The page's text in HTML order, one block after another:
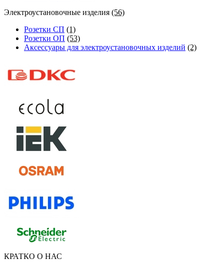
Электроустановочные изделия (56)
Розетки СП (1)
Розетки ОП (53)
Аксессуары для электроустановочных изделий (2)
КРАТКО О НАС